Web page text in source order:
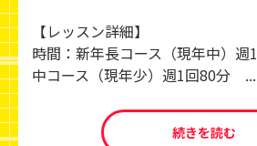
【レッスン詳細】
時間：新年長コース（現年中
中コース（現年少）週1回80分 ...
続きを読む